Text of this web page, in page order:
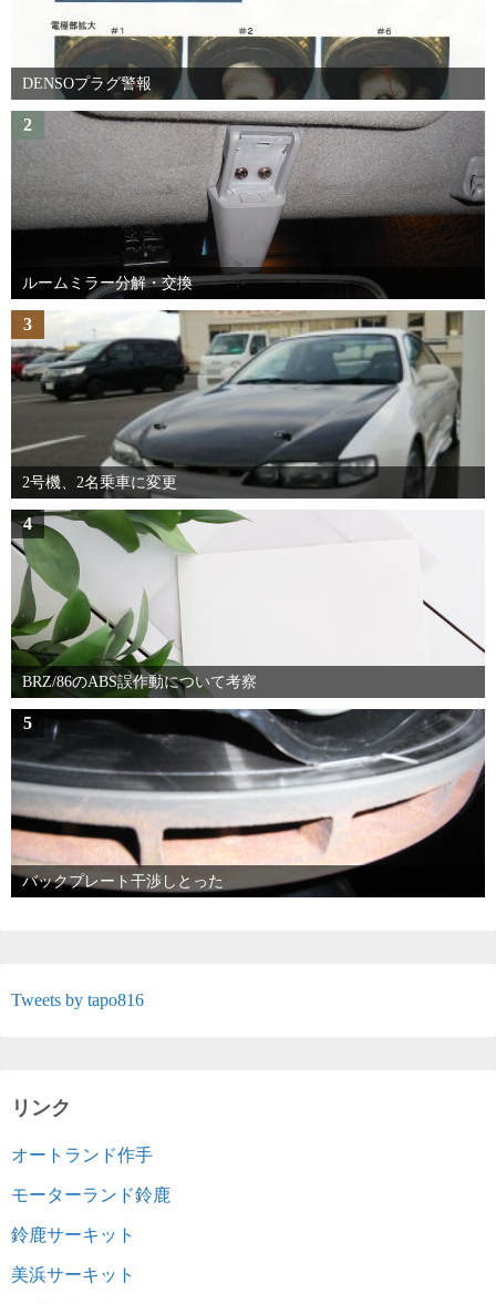
DENSOプラグ警報
2
ルームミラー分解・交換
3
2号機、2名乗車に変更
4
BRZ/86のABS誤作動について考察
5
バックプレート干渉しとった
Tweets by tapo816
リンク
オートランド作手
モーターランド鈴鹿
鈴鹿サーキット
美浜サーキット